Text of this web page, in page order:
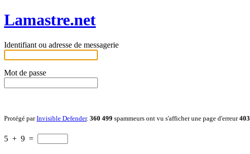
Lamastre.net
Identifiant ou adresse de messagerie
Mot de passe
Protégé parInvisible Defender. 360 499 spammeurs ont vu s'afficher une page d'erreur403
5 + 9 =